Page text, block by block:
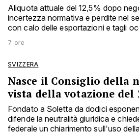
Aliquota attuale del 12,5% dopo
incertezza normativa e perdite nel
con calo delle esportazioni e tagli
7 ore
SVIZZERA
Nasce il Consiglio della
vista della votazione del
Fondato a Soletta da dodici
difende la neutralità giuridica e
federale un chiarimento sull'uso